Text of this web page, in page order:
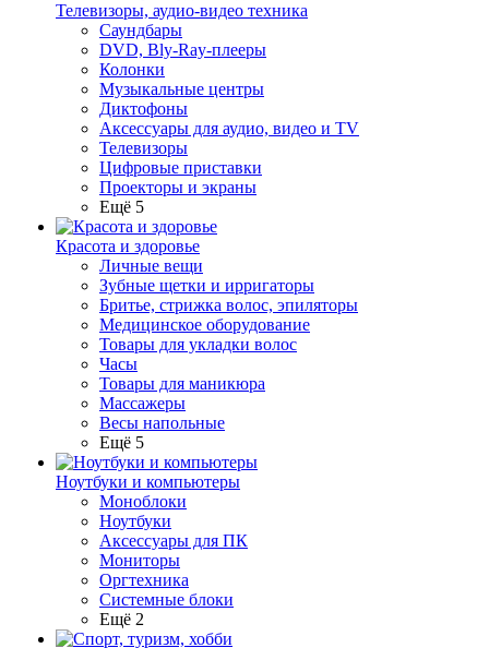
Телевизоры, аудио-видео техника
Саундбары
DVD, Bly-Ray-плееры
Колонки
Музыкальные центры
Диктофоны
Аксессуары для аудио, видео и TV
Телевизоры
Цифровые приставки
Проекторы и экраны
Ещё 5
Красота и здоровье
Личные вещи
Зубные щетки и ирригаторы
Бритье, стрижка волос, эпиляторы
Медицинское оборудование
Товары для укладки волос
Часы
Товары для маникюра
Массажеры
Весы напольные
Ещё 5
Ноутбуки и компьютеры
Моноблоки
Ноутбуки
Аксессуары для ПК
Мониторы
Оргтехника
Системные блоки
Ещё 2